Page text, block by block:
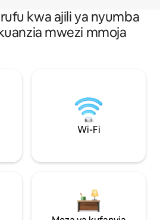
kwa ajili ya nyumba
mwezi mmoja
Wi-Fi